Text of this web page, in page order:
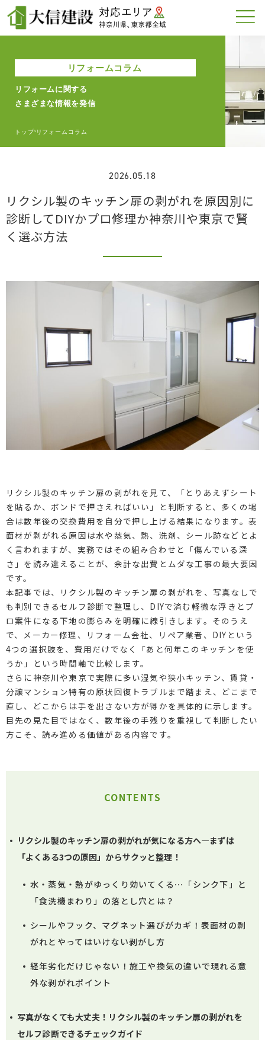
リフォームコラム
リフォームに関する
さまざまな情報を発信
トップ>リフォームコラム
2026.05.18
リクシル製のキッチン扉の剥がれを原因別に
診断してDIYかプロ修理か神奈川や東京で賢
く選ぶ方法
リクシル製のキッチン扉の剥がれを見て、「とりあえずシート
を貼るか、ボンドで押さえればいい」と判断すると、多くの場
合は数年後の交換費用を自分で押し上げる結果になります。表
面材が剥がれる原因は水や蒸気、熱、洗剤、シール跡などとよ
く言われますが、実務ではその組み合わせと「傷んでいる深
さ」を読み違えることが、余計な出費とムダな工事の最大要因
です。
本記事では、リクシル製のキッチン扉の剥がれを、写真なしで
も判別できるセルフ診断で整理し、DIYで済む軽微な浮きとプ
ロ案件になる下地の膨らみを明確に線引きします。そのうえ
で、メーカー修理、リフォーム会社、リペア業者、DIYという
4つの選択肢を、費用だけでなく「あと何年このキッチンを使
うか」という時間軸で比較します。
さらに神奈川や東京で実際に多い湿気や狭小キッチン、賃貸・
分譲マンション特有の原状回復トラブルまで踏まえ、どこまで
直し、どこからは手を出さない方が得かを具体的に示します。
目先の見た目ではなく、数年後の手残りを重視して判断したい
方こそ、読み進める価値がある内容です。
CONTENTS
リクシル製のキッチン扉の剥がれが気になる方へ―まずは
「よくある3つの原因」からサクッと整理！
水・蒸気・熱がゆっくり効いてくる…「シンク下」と
「食洗機まわり」の落とし穴とは？
シールやフック、マグネット選びがカギ！表面材の剥
がれとやってはいけない剥がし方
経年劣化だけじゃない！施工や換気の違いで現れる意
外な剥がれポイント
写真がなくても大丈夫！リクシル製のキッチン扉の剥がれを
セルフ診断できるチェックガイド